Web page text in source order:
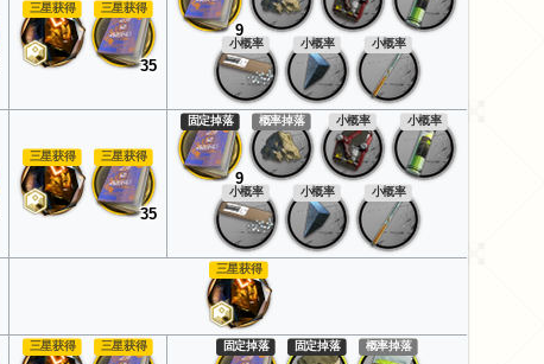
三星获得
35
三星获得
9
小概率 小概率 小概率
三星获得
35
三星获得
9
固定掉落 概率掉落 小概率 小概率
小概率 小概率 小概率
三星获得
三星获得 三星获得 固定掉落 固定掉落 概率掉落